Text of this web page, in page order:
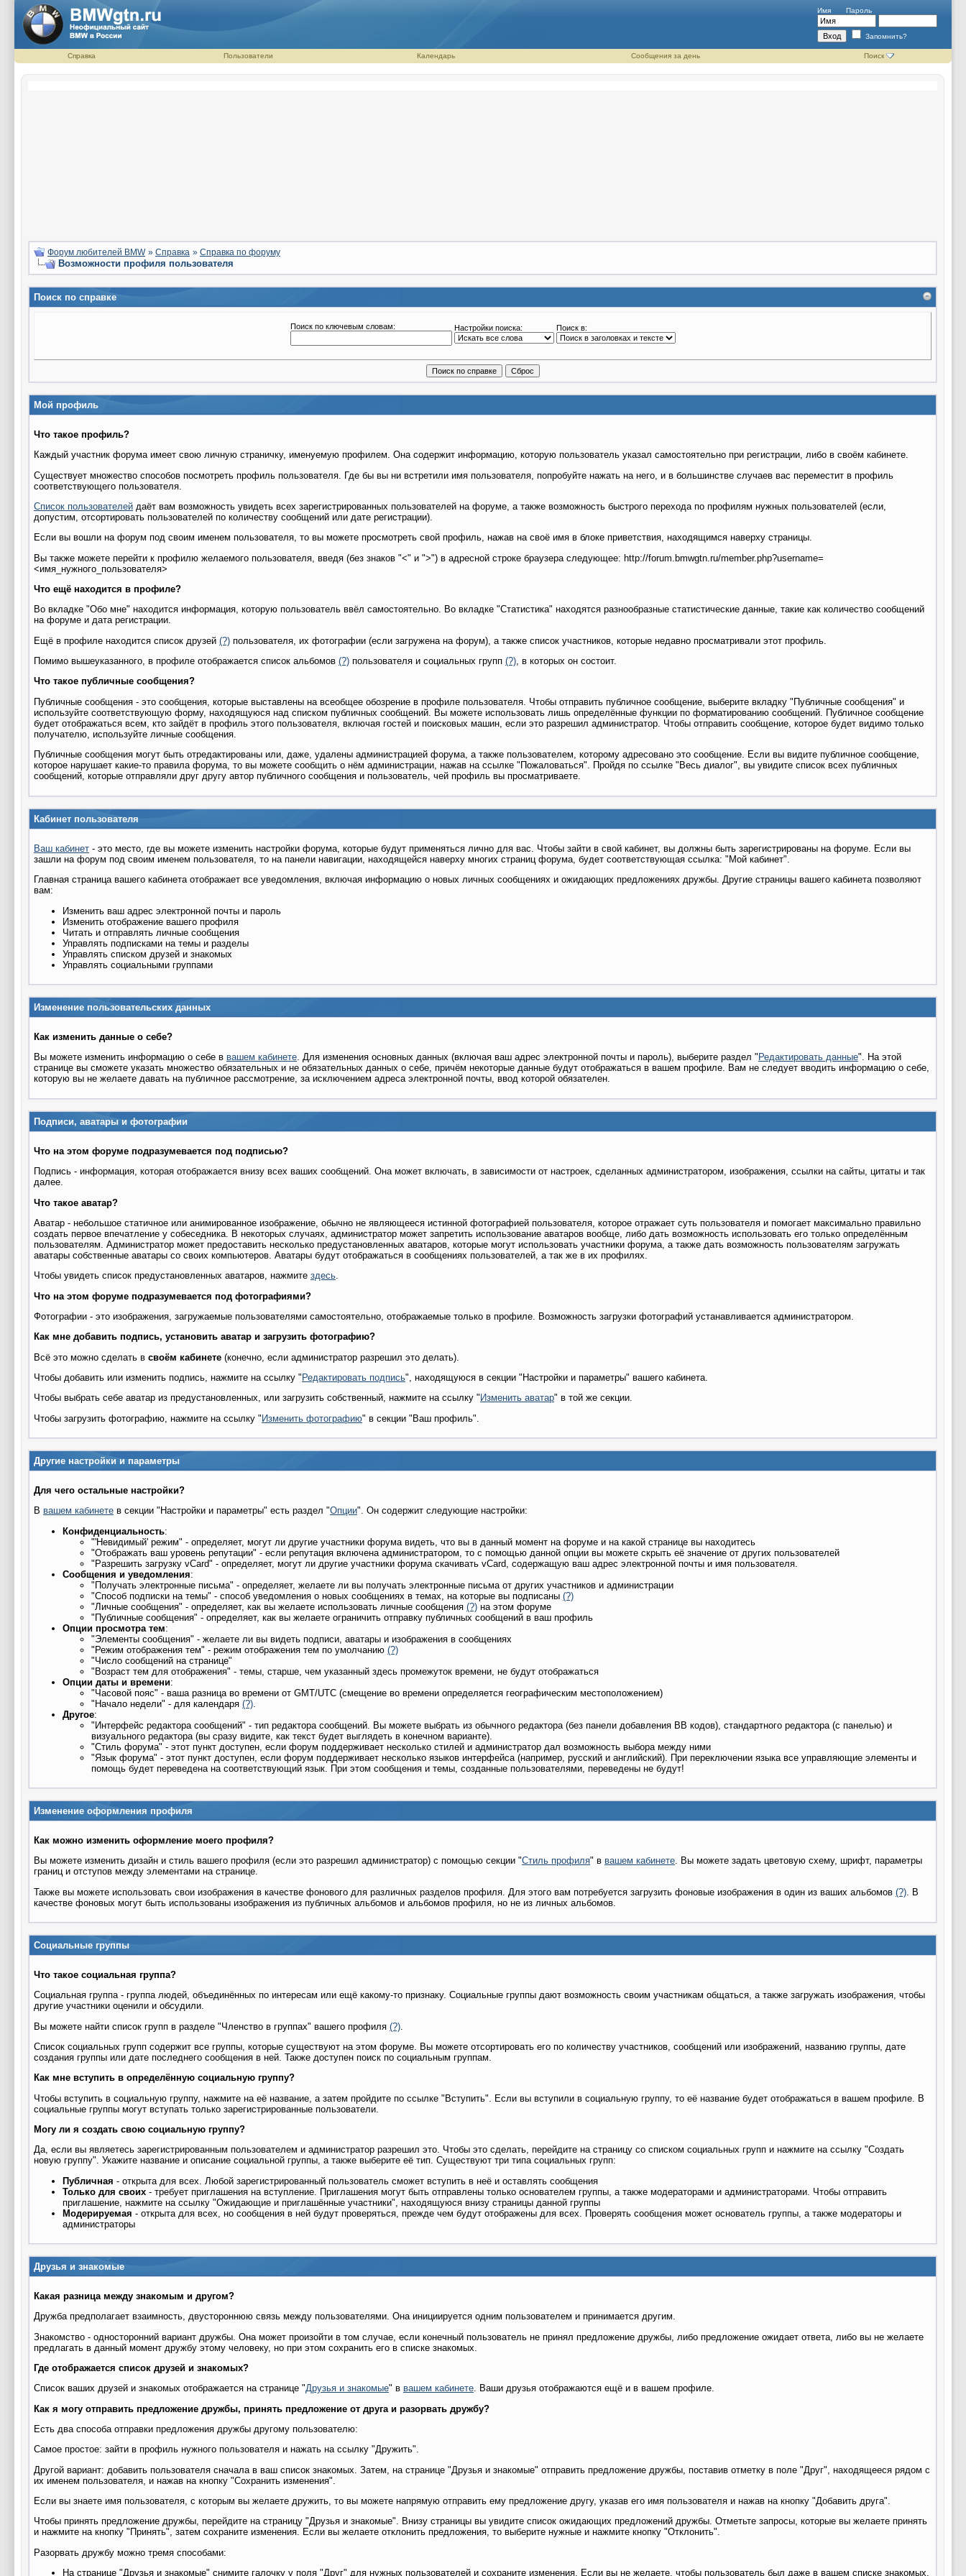
Имя Пароль
Запомнить?
Справка Пользователи Календарь Сообщения за день Поиск
Форум любителей BMW » Справка » Справка по форуму
Возможности профиля пользователя
Поиск по справке
Поиск по ключевым словам: Настройки поиска: Поиск в:
Мой профиль
Что такое профиль?
Каждый участник форума имеет свою личную страничку, именуемую профилем. Она содержит информацию, которую пользователь указал самостоятельно при регистрации, либо в своём кабинете.
Существует множество способов посмотреть профиль пользователя. Где бы вы ни встретили имя пользователя, попробуйте нажать на него, и в большинстве случаев вас переместит в профиль
соответствующего пользователя.
Список пользователей даёт вам возможность увидеть всех зарегистрированных пользователей на форуме, а также возможность быстрого перехода по профилям нужных пользователей (если,
допустим, отсортировать пользователей по количеству сообщений или дате регистрации).
Если вы вошли на форум под своим именем пользователя, то вы можете просмотреть свой профиль, нажав на своё имя в блоке приветствия, находящимся наверху страницы.
Вы также можете перейти к профилю желаемого пользователя, введя (без знаков "<" и ">") в адресной строке браузера следующее: http://forum.bmwgtn.ru/member.php?username=
<имя_нужного_пользователя>
Что ещё находится в профиле?
Во вкладке "Обо мне" находится информация, которую пользователь ввёл самостоятельно. Во вкладке "Статистика" находятся разнообразные статистические данные, такие как количество сообщений
на форуме и дата регистрации.
Ещё в профиле находится список друзей (?) пользователя, их фотографии (если загружена на форум), а также список участников, которые недавно просматривали этот профиль.
Помимо вышеуказанного, в профиле отображается список альбомов (?) пользователя и социальных групп (?) , в которых он состоит.
Что такое публичные сообщения?
Публичные сообщения - это сообщения, которые выставлены на всеобщее обозрение в профиле пользователя. Чтобы отправить публичное сообщение, выберите вкладку "Публичные сообщения" и
используйте соответствующую форму, находящуюся над списком публичных сообщений. Вы можете использовать лишь определённые функции по форматированию сообщений. Публичное сообщение
будет отображаться всем, кто зайдёт в профиль этого пользователя, включая гостей и поисковых машин, если это разрешил администратор. Чтобы отправить сообщение, которое будет видимо только
получателю, используйте личные сообщения.
Публичные сообщения могут быть отредактированы или, даже, удалены администрацией форума, а также пользователем, которому адресовано это сообщение. Если вы видите публичное сообщение,
которое нарушает какие-то правила форума, то вы можете сообщить о нём администрации, нажав на ссылке "Пожаловаться". Пройдя по ссылке "Весь диалог", вы увидите список всех публичных
сообщений, которые отправляли друг другу автор публичного сообщения и пользователь, чей профиль вы просматриваете.
Кабинет пользователя
Ваш кабинет - это место, где вы можете изменить настройки форума, которые будут применяться лично для вас. Чтобы зайти в свой кабинет, вы должны быть зарегистрированы на форуме. Если вы
зашли на форум под своим именем пользователя, то на панели навигации, находящейся наверху многих страниц форума, будет соответствующая ссылка: "Мой кабинет".
Главная страница вашего кабинета отображает все уведомления, включая информацию о новых личных сообщениях и ожидающих предложениях дружбы. Другие страницы вашего кабинета позволяют
вам:
Изменить ваш адрес электронной почты и пароль
Изменить отображение вашего профиля
Читать и отправлять личные сообщения
Управлять подписками на темы и разделы
Управлять списком друзей и знакомых
Управлять социальными группами
Изменение пользовательских данных
Как изменить данные о себе?
Вы можете изменить информацию о себе в вашем кабинете. Для изменения основных данных (включая ваш адрес электронной почты и пароль), выберите раздел " Редактировать данные". На этой
странице вы сможете указать множество обязательных и не обязательных данных о себе, причём некоторые данные будут отображаться в вашем профиле. Вам не следует вводить информацию о себе,
которую вы не желаете давать на публичное рассмотрение, за исключением адреса электронной почты, ввод которой обязателен.
Подписи, аватары и фотографии
Что на этом форуме подразумевается под подписью?
Подпись - информация, которая отображается внизу всех ваших сообщений. Она может включать, в зависимости от настроек, сделанных администратором, изображения, ссылки на сайты, цитаты и так
далее.
Что такое аватар?
Аватар - небольшое статичное или анимированное изображение, обычно не являющееся истинной фотографией пользователя, которое отражает суть пользователя и помогает максимально правильно
создать первое впечатление у собеседника. В некоторых случаях, администратор может запретить использование аватаров вообще, либо дать возможность использовать его только определённым
пользователям. Администратор может предоставить несколько предустановленных аватаров, которые могут использовать участники форума, а также дать возможность пользователям загружать
аватары собственные аватары со своих компьютеров. Аватары будут отображаться в сообщениях пользователей, а так же в их профилях.
Чтобы увидеть список предустановленных аватаров, нажмите здесь.
Что на этом форуме подразумевается под фотографиями?
Фотографии - это изображения, загружаемые пользователями самостоятельно, отображаемые только в профиле. Возможность загрузки фотографий устанавливается администратором.
Как мне добавить подпись, установить аватар и загрузить фотографию?
Всё это можно сделать в своём кабинете (конечно, если администратор разрешил это делать).
Чтобы добавить или изменить подпись, нажмите на ссылку " Редактировать подпись", находящуюся в секции "Настройки и параметры" вашего кабинета.
Чтобы выбрать себе аватар из предустановленных, или загрузить собственный, нажмите на ссылку " Изменить аватар" в той же секции.
Чтобы загрузить фотографию, нажмите на ссылку "Изменить фотографию" в секции "Ваш профиль".
Другие настройки и параметры
Для чего остальные настройки?
В вашем кабинете в секции "Настройки и параметры" есть раздел "Опции". Он содержит следующие настройки:
Конфиденциальность:
"'Невидимый' режим" - определяет, могут ли другие участники форума видеть, что вы в данный момент на форуме и на какой странице вы находитесь
"Отображать ваш уровень репутации" - если репутация включена администратором, то с помощью данной опции вы можете скрыть её значение от других пользователей
"Разрешить загрузку vCard" - определяет, могут ли другие участники форума скачивать vCard, содержащую ваш адрес электронной почты и имя пользователя.
Сообщения и уведомления:
"Получать электронные письма" - определяет, желаете ли вы получать электронные письма от других участников и администрации
"Способ подписки на темы" - способ уведомления о новых сообщениях в темах, на которые вы подписаны (?)
"Личные сообщения" - определяет, как вы желаете использовать личные сообщения (?) на этом форуме
"Публичные сообщения" - определяет, как вы желаете ограничить отправку публичных сообщений в ваш профиль
Опции просмотра тем:
"Элементы сообщения" - желаете ли вы видеть подписи, аватары и изображения в сообщениях
"Режим отображения тем" - режим отображения тем по умолчанию (?)
"Число сообщений на странице"
"Возраст тем для отображения" - темы, старше, чем указанный здесь промежуток времени, не будут отображаться
Опции даты и времени:
"Часовой пояс" - ваша разница во времени от GMT/UTC (смещение во времени определяется географическим местоположением)
"Начало недели" - для календаря (?)
Другое:
"Интерфейс редактора сообщений" - тип редактора сообщений. Вы можете выбрать из обычного редактора (без панели добавления BB кодов), стандартного редактора (с панелью) и
визуального редактора (вы сразу видите, как текст будет выглядеть в конечном варианте).
"Стиль форума" - этот пункт доступен, если форум поддерживает несколько стилей и администратор дал возможность выбора между ними
"Язык форума" - этот пункт доступен, если форум поддерживает несколько языков интерфейса (например, русский и английский). При переключении языка все управляющие элементы и
помощь будет переведена на соответствующий язык. При этом сообщения и темы, созданные пользователями, переведены не будут!
Изменение оформления профиля
Как можно изменить оформление моего профиля?
Вы можете изменить дизайн и стиль вашего профиля (если это разрешил администратор) с помощью секции "Стиль профиля" в вашем кабинете. Вы можете задать цветовую схему, шрифт, параметры
границ и отступов между элементами на странице.
Также вы можете использовать свои изображения в качестве фонового для различных разделов профиля. Для этого вам потребуется загрузить фоновые изображения в один из ваших альбомов (?) . В
качестве фоновых могут быть использованы изображения из публичных альбомов и альбомов профиля, но не из личных альбомов.
Социальные группы
Что такое социальная группа?
Социальная группа - группа людей, объединённых по интересам или ещё какому-то признаку. Социальные группы дают возможность своим участникам общаться, а также загружать изображения, чтобы
другие участники оценили и обсудили.
Вы можете найти список групп в разделе "Членство в группах" вашего профиля (?)
Список социальных групп содержит все группы, которые существуют на этом форуме. Вы можете отсортировать его по количеству участников, сообщений или изображений, названию группы, дате
создания группы или дате последнего сообщения в ней. Также доступен поиск по социальным группам.
Как мне вступить в определённую социальную группу?
Чтобы вступить в социальную группу, нажмите на её название, а затем пройдите по ссылке "Вступить". Если вы вступили в социальную группу, то её название будет отображаться в вашем профиле. В
социальные группы могут вступать только зарегистрированные пользователи.
Могу ли я создать свою социальную группу?
Да, если вы являетесь зарегистрированным пользователем и администратор разрешил это. Чтобы это сделать, перейдите на страницу со списком социальных групп и нажмите на ссылку "Создать
новую группу". Укажите название и описание социальной группы, а также выберите её тип. Существуют три типа социальных групп:
Публичная - открыта для всех. Любой зарегистрированный пользователь сможет вступить в неё и оставлять сообщения
Только для своих - требует приглашения на вступление. Приглашения могут быть отправлены только основателем группы, а также модераторами и администраторами. Чтобы отправить
приглашение, нажмите на ссылку "Ожидающие и приглашённые участники", находящуюся внизу страницы данной группы
Модерируемая - открыта для всех, но сообщения в ней будут проверяться, прежде чем будут отображены для всех. Проверять сообщения может основатель группы, а также модераторы и
администраторы
Друзья и знакомые
Какая разница между знакомым и другом?
Дружба предполагает взаимность, двустороннюю связь между пользователями. Она инициируется одним пользователем и принимается другим.
Знакомство - односторонний вариант дружбы. Она может произойти в том случае, если конечный пользователь не принял предложение дружбы, либо предложение ожидает ответа, либо вы не желаете
предлагать в данный момент дружбу этому человеку, но при этом сохранить его в списке знакомых.
Где отображается список друзей и знакомых?
Список ваших друзей и знакомых отображается на странице "Друзья и знакомые" в вашем кабинете. Ваши друзья отображаются ещё и в вашем профиле.
Как я могу отправить предложение дружбы, принять предложение от друга и разорвать дружбу?
Есть два способа отправки предложения дружбы другому пользователю:
Самое простое: зайти в профиль нужного пользователя и нажать на ссылку "Дружить".
Другой вариант: добавить пользователя сначала в ваш список знакомых. Затем, на странице "Друзья и знакомые" отправить предложение дружбы, поставив отметку в поле "Друг", находящееся рядом с
их именем пользователя, и нажав на кнопку "Сохранить изменения".
Если вы знаете имя пользователя, с которым вы желаете дружить, то вы можете напрямую отправить ему предложение другу, указав его имя пользователя и нажав на кнопку "Добавить друга".
Чтобы принять предложение дружбы, перейдите на страницу "Друзья и знакомые". Внизу страницы вы увидите список ожидающих предложений дружбы. Отметьте запросы, которые вы желаете принять
и нажмите на кнопку "Принять", затем сохраните изменения. Если вы желаете отклонить предложения, то выберите нужные и нажмите кнопку "Отклонить".
Разорвать дружбу можно тремя способами:
На странице "Друзья и знакомые" снимите галочку у поля "Друг" для нужных пользователей и сохраните изменения. Если вы не желаете, чтобы пользователь был даже в вашем списке знакомых,